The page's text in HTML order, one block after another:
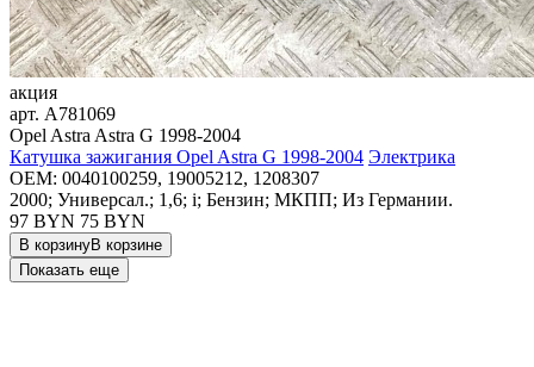
акция
арт. A781069
Opel Astra Astra G 1998-2004
Катушка зажигания Opel Astra G 1998-2004 Электрика
OEM: 0040100259, 19005212, 1208307
2000; Универсал.; 1,6; i; Бензин; МКПП; Из Германии.
97 BYN 75 BYN
В корзинуВ корзине
Показать еще